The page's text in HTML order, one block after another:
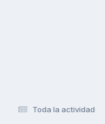
Toda la actividad